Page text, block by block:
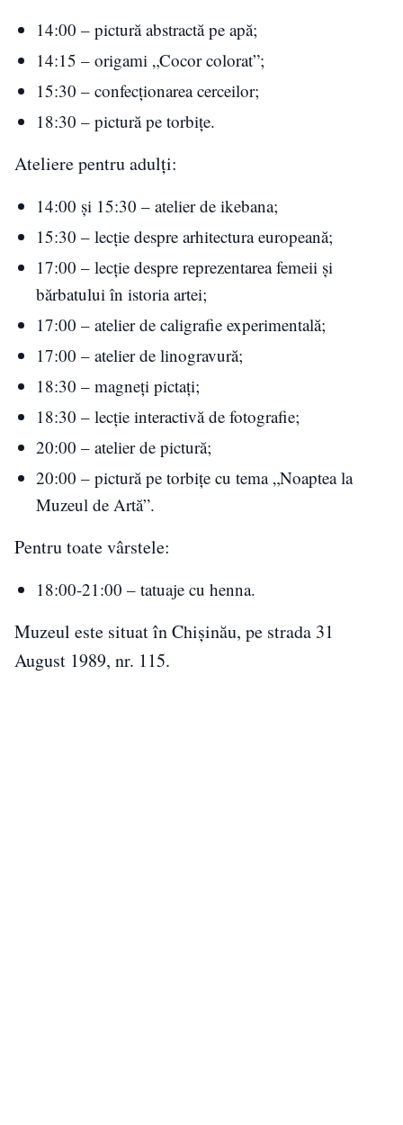
14:00 – pictură abstractă pe apă;
14:15 – origami „Cocor colorat”;
15:30 – confecționarea cerceilor;
18:30 – pictură pe torbițe.
Ateliere pentru adulți:
14:00 și 15:30 – atelier de ikebana;
15:30 – lecție despre arhitectura europeană;
17:00 – lecție despre reprezentarea femeii și
bărbatului în istoria artei;
17:00 – atelier de caligrafie experimentală;
17:00 – atelier de linogravură;
18:30 – magneți pictați;
18:30 – lecție interactivă de fotografie;
20:00 – atelier de pictură;
20:00 – pictură pe torbițe cu tema „Noaptea la
Muzeul de Artă”.
Pentru toate vârstele:
18:00-21:00 – tatuaje cu henna.
Muzeul este situat în Chișinău, pe strada 31
August 1989, nr. 115.